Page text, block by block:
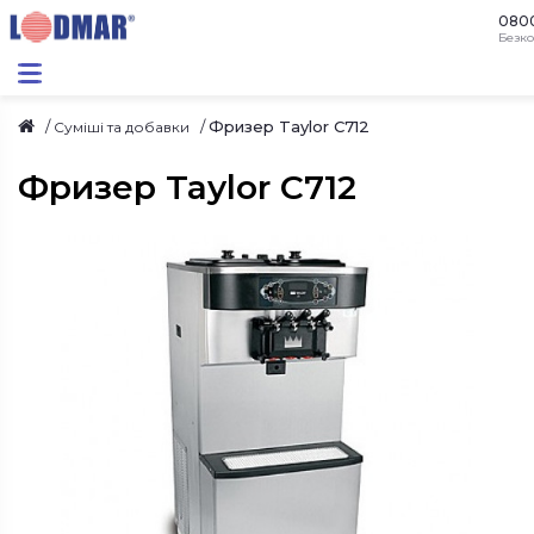
Суміші та добавки Фризер Taylor C712
Фризер Taylor C712